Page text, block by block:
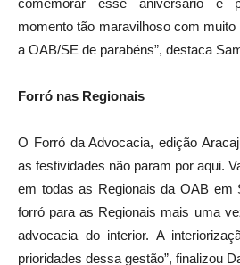
comemorar esse aniversário e
momento tão maravilhoso com
a OAB/SE de parabéns”, destaca
Forró nas Regionais
O Forró da Advocacia, edição
as festividades não param por aqui.
em todas as Regionais da OAB em
forró para as Regionais mais uma
advocacia do interior. A
prioridades dessa gestão”, finalizou